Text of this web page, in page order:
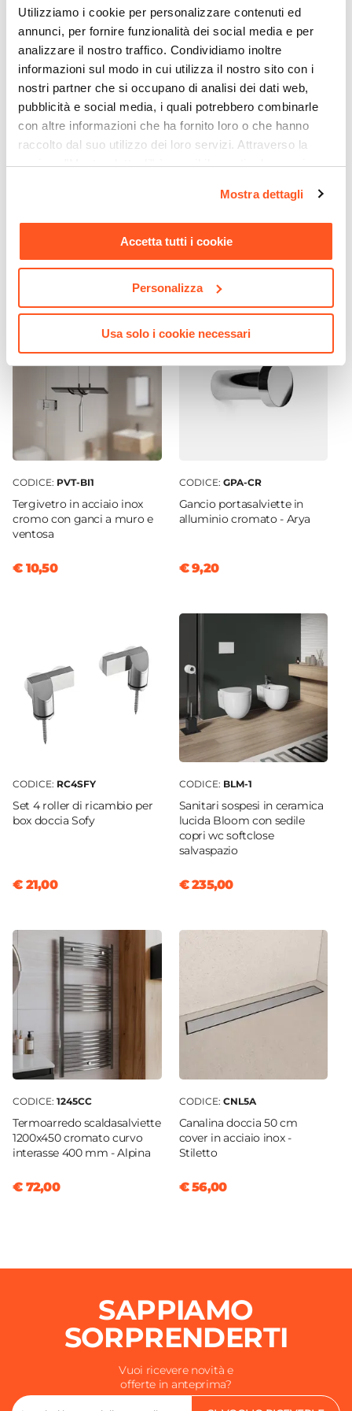
Utilizziamo i cookie per personalizzare contenuti ed
annunci, per fornire funzionalità dei social media e per
analizzare il nostro traffico. Condividiamo inoltre
informazioni sul modo in cui utilizza il nostro sito con i
nostri partner che si occupano di analisi dei dati web,
pubblicità e social media, i quali potrebbero combinarle
con altre informazioni che ha fornito loro o che hanno
raccolto dal suo utilizzo dei loro servizi. Attraverso la
sezione "Mostra dettagli" è possibile gestire le proprie
momento. Per maggiori informazioni si invita a leggere la
nostraCookie Policy.
Mostra dettagli
Accetta tutti i cookie
Personalizza
Usa solo i cookie necessari
87,2 cm
Dimensione Entrata
59 cm
Materiale Anta
Vetro temperato
Finitura Anta
Trasparente
5 mm
Materiale Profilo
Alluminio
Cromo
Sistema Di Apertura
Colore Maniglie O Pomelli
Grigio
Installazione
Su piatto doccia|Filopavimento
CODICE:LUXURY
Pannello doccia in acciaio
€ 182,00
CODICE:GUNDC
Composizione doccia
Jacuzzi - Rubinetteria Gun
con braccio soffione
€ 176,00
CODICE: PVT-BI1
Tergivetro in acciaio inox
cromo con ganci a muro e
ventosa
€ 10,50
CODICE: GPA-CR
Gancio portasalviette in
alluminio cromato - Arya
€ 9,20
CODICE: RC4SFY
Set 4 roller di ricambio per
box doccia Sofy
€ 21,00
CODICE: BLM-1
Sanitari sospesi in ceramica
lucida Bloom con sedile
copri wc softclose
salvaspazio
€ 235,00
CODICE: 1245CC
Termoarredo scaldasalviette
1200x450 cromato curvo
interasse 400 mm - Alpina
€ 72,00
CODICE: CNL5A
Canalina doccia 50 cm
cover in acciaio inox -
Stiletto
€ 56,00
SAPPIAMO
SORPRENDERTI
Vuoi ricevere novità e
offerte in anteprima?